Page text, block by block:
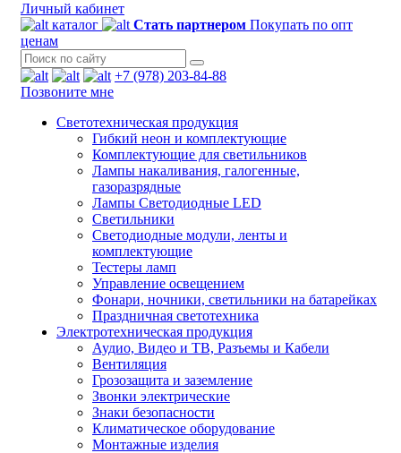
Личный кабинет
каталог
Стать партнером Покупать по опт
ценам
+7 (978) 203-84-88
Позвоните мне
Светотехническая продукция
Гибкий неон и комплектующие
Комплектующие для светильников
Лампы накаливания, галогенные,
газоразрядные
Лампы Светодиодные LED
Светильники
Светодиодные модули, ленты и
комплектующие
Тестеры ламп
Управление освещением
Фонари, ночники, светильники на батарейках
Праздничная светотехника
Электротехническая продукция
Аудио, Видео и ТВ, Разъемы и Кабели
Вентиляция
Грозозащита и заземление
Звонки электрические
Знаки безопасности
Климатическое оборудование
Монтажные изделия